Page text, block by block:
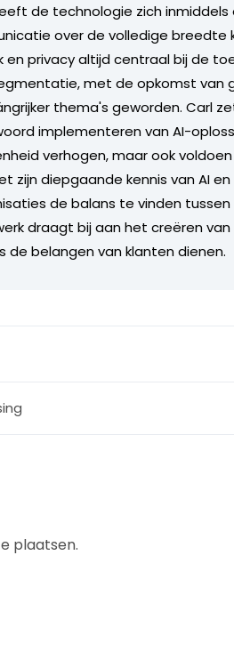
de technologie zich
over de volledige breedte
en privacy altijd centraal bij de
met de opkomst van
thema's geworden. Carl
implementeren van AI-
verhogen, maar ook
zijn diepgaande kennis van AI
de balans te vinden
draagt bij aan het creëren
de belangen van klanten dienen.
plaatsen.